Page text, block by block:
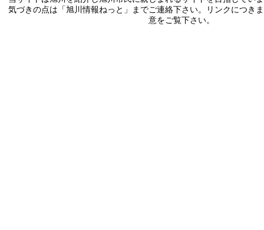
気づきの点は「旭川情報ねっと」までご連絡下さい。リンクにつき
意をご覧下さい。